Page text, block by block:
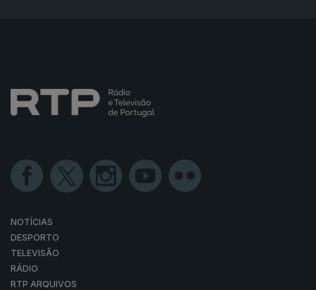
NOTÍCIAS
DESPORTO
TELEVISÃO
RÁDIO
RTP ARQUIVOS